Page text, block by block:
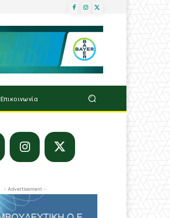
Επικοινωνία
- Advertisement -